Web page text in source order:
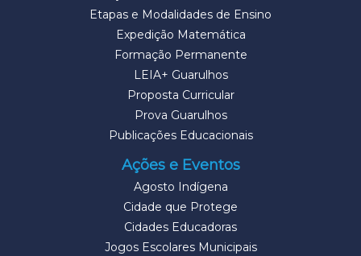
Etapas e Modalidades de Ensino
Expedição Matemática
Formação Permanente
LEIA+ Guarulhos
Proposta Curricular
Prova Guarulhos
Publicações Educacionais
Ações e Eventos
Agosto Indígena
Cidade que Protege
Cidades Educadoras
Jogos Escolares Municipais